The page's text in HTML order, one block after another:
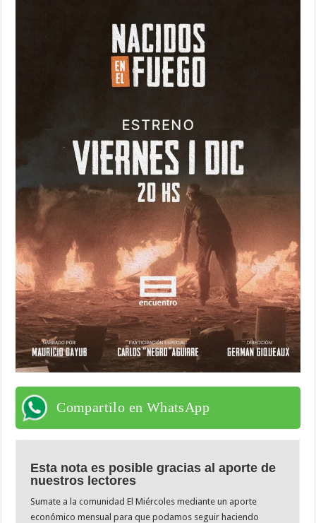
Compartilo en WhatsApp
Esta nota es posible gracias al aporte de
nuestros lectores
Sumate a la comunidad El Miércoles mediante un aporte
económico mensual para que podamos seguir haciendo